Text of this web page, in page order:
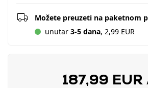
Možete preuzeti na paketnom
unutar 3-5 dana, 2,99 EUR
187,99 EUR